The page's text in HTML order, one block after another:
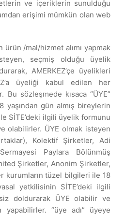
ve içeriklerin sunulduğu
erişimi mümkün olan web
ürün /mal/hizmet alımı yapmak
seçmiş olduğu üyelik
AMERKEZ’çe üyelikleri
üyeliği kabul edilen her
sözleşmede kısaca “ÜYE”
yaşından gün almış bireylerin
SİTE’deki ilgili üyelik formunu
olabilirler. ÜYE olmak isteyen
Kolektif Şirketler, Adi
Paylara Bölünmüş
Şirketler, Anonim Şirketler,
kurumların tüzel bilgileri ile 18
yetkilisinin SİTE’deki ilgili
doldurarak ÜYE olabilir ve
yapabilirler. “üye adı” üyeye